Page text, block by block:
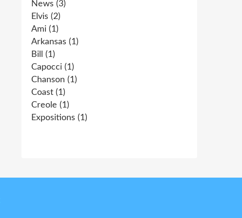
News (3)
Elvis (2)
Ami (1)
Arkansas (1)
Bill
(1)
Capocci (1)
Chanson (1)
Coast (1)
Creole (1)
Expositions (1)